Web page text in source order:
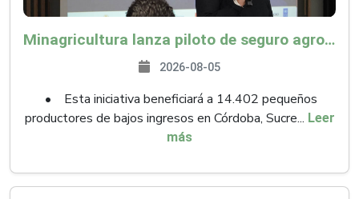
Minagricultura lanza piloto de seguro agropecuario por $9.625 millones para proteger a más de 14.000 pequeños productores contra riesgos del Fenómeno de El Niño
2026-08-05
• Esta iniciativa beneficiará a 14.402 pequeños
productores de bajos ingresos en Córdoba, Sucre... Leer
más